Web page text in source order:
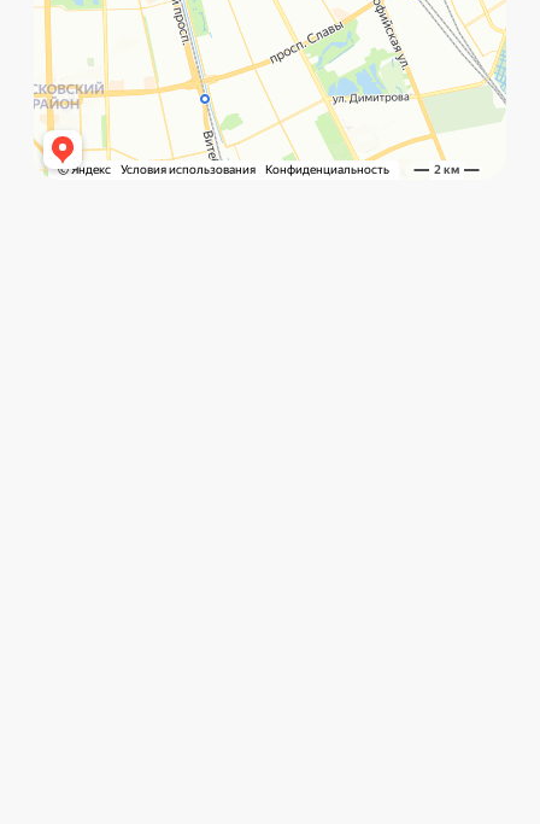
Главная ПозвонитьWhat`s app Контакты Услуги
Политика обработки данных